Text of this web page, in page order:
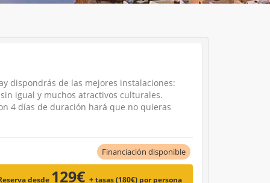
dispondrás de las mejores instalaciones:
igual y muchos atractivos culturales.
4 días de duración hará que no quieras
Financiación disponible
desde 129€ + tasas (180€) por persona